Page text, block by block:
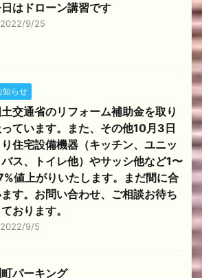
はドローン講習です
2022/9/25
知らせ
土交通省のリフォーム補助金を取り
ています。また、その他10月3日
り住宅設備機器（キッチン、ユニッ
バス、トイレ他）やサッシ他など1〜
値上がりいたします。まだ間に合
す。お問い合わせ、ご相談お待ち
おります。
2022/9/5
パーキング